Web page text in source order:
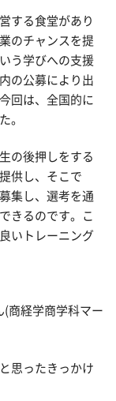
する食堂があり
のチャンスを提
う学びへの支援
の公募により出
回は、全国的に
。
の後押しをする
供し、そこで
集し、選考を通
きるのです。こ
いトレーニング
(商経学商学科マー
思ったきっかけ